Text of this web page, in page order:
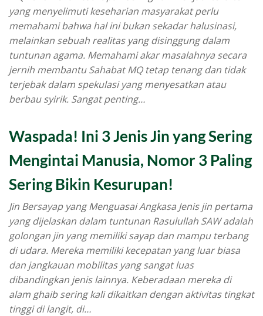
yang menyelimuti keseharian masyarakat perlu
memahami bahwa hal ini bukan sekadar halusinasi,
melainkan sebuah realitas yang disinggung dalam
tuntunan agama. Memahami akar masalahnya secara
jernih membantu Sahabat MQ tetap tenang dan tidak
terjebak dalam spekulasi yang menyesatkan atau
berbau syirik. Sangat penting…
Waspada! Ini 3 Jenis Jin yang Sering
Mengintai Manusia, Nomor 3 Paling
Sering Bikin Kesurupan!
Jin Bersayap yang Menguasai Angkasa Jenis jin pertama
yang dijelaskan dalam tuntunan Rasulullah SAW adalah
golongan jin yang memiliki sayap dan mampu terbang
di udara. Mereka memiliki kecepatan yang luar biasa
dan jangkauan mobilitas yang sangat luas
dibandingkan jenis lainnya. Keberadaan mereka di
alam ghaib sering kali dikaitkan dengan aktivitas tingkat
tinggi di langit, di…